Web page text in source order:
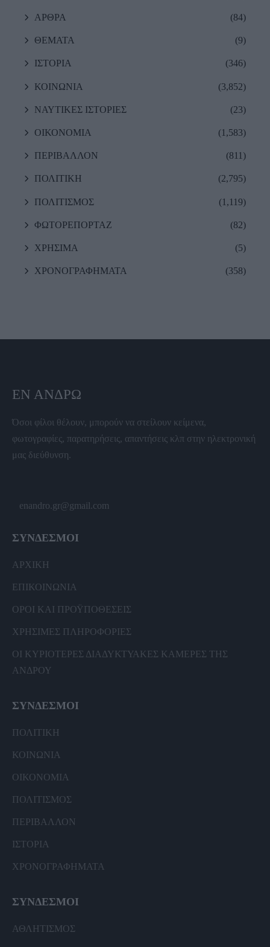
ΑΡΘΡΑ (84)
ΘΕΜΑΤΑ (9)
ΙΣΤΟΡΙΑ (346)
ΚΟΙΝΩΝΙΑ (3,852)
ΝΑΥΤΙΚΕΣ ΙΣΤΟΡΙΕΣ (23)
ΟΙΚΟΝΟΜΙΑ (1,583)
ΠΕΡΙΒΑΛΛΟΝ (811)
ΠΟΛΙΤΙΚΗ (2,795)
ΠΟΛΙΤΙΣΜΟΣ (1,119)
ΦΩΤΟΡΕΠΟΡΤΑΖ (82)
ΧΡΗΣΙΜΑ (5)
ΧΡΟΝΟΓΡΑΦΗΜΑΤΑ (358)
ΕΝ ΆΝΔΡΩ
Όσοι φίλοι θέλουν, μπορούν να στείλουν κείμενα,
φωτογραφίες, παρατηρήσεις, απαντήσεις κλπ στην ηλεκτρονική
μας διεύθυνση.
enandro.gr@gmail.com
ΣΥΝΔΕΣΜΟΙ
ΑΡΧΙΚΗ
ΕΠΙΚΟΙΝΩΝΙΑ
ΟΡΟΙ ΚΑΙ ΠΡΟΫΠΟΘΕΣΕΙΣ
ΧΡΗΣΙΜΕΣ ΠΛΗΡΟΦΟΡΙΕΣ
ΟΙ ΚΥΡΙΟΤΕΡΕΣ ΔΙΑΔΥΚΤΥΑΚΕΣ ΚΑΜΕΡΕΣ ΤΗΣ
ΑΝΔΡΟΥ
ΣΥΝΔΕΣΜΟΙ
ΠΟΛΙΤΙΚΗ
ΚΟΙΝΩΝΙΑ
ΟΙΚΟΝΟΜΙΑ
ΠΟΛΙΤΙΣΜΟΣ
ΠΕΡΙΒΑΛΛΟΝ
ΙΣΤΟΡΙΑ
ΧΡΟΝΟΓΡΑΦΗΜΑΤΑ
ΣΥΝΔΕΣΜΟΙ
ΑΘΛΗΤΙΣΜΟΣ